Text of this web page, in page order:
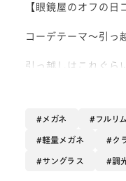
【眼鏡屋のオフの日
コーデテーマ〜引っ
引っ越しはこれぐら
そんな中でもおしゃ
チタンでかけ心地も
今回はカーキのスウ
のカーキのフレーム
メガネ フルリム
軽量メガネ ク
サングラス 調